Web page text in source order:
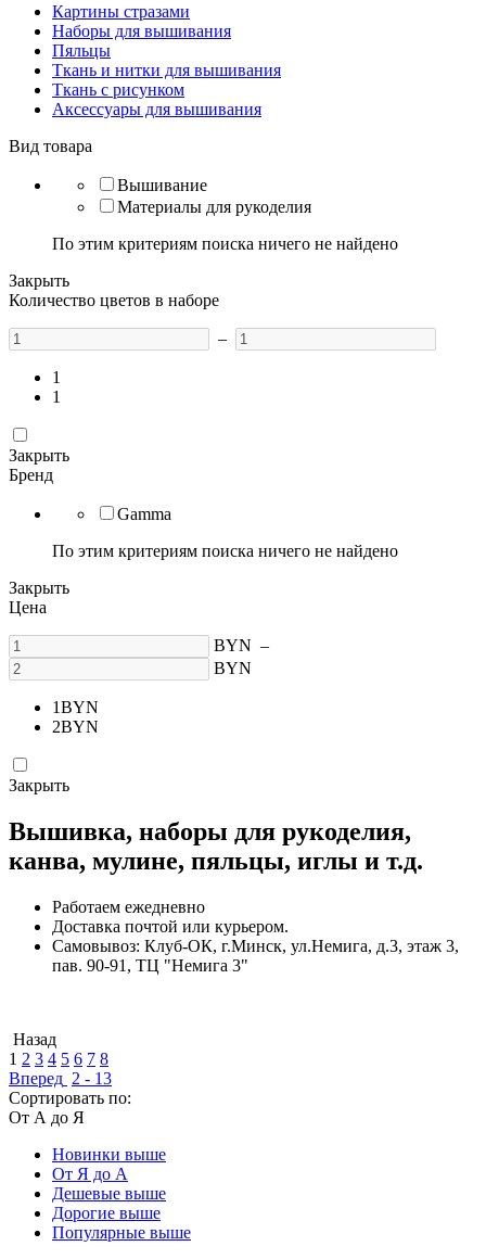
Картины стразами
Наборы для вышивания
Пяльцы
Ткань и нитки для вышивания
Ткань с рисунком
Аксессуары для вышивания
Вид товара
Вышивание
Материалы для рукоделия
По этим критериям поиска ничего не найдено
Закрыть
Количество цветов в наборе
–
1
1
Закрыть
Бренд
Gamma
По этим критериям поиска ничего не найдено
Закрыть
Цена
BYN –
BYN
1BYN
2BYN
Закрыть
Вышивка, наборы для рукоделия,
канва, мулине, пяльцы, иглы и т.д.
Работаем ежедневно
Доставка почтой или курьером.
Самовывоз: Клуб-ОК, г.Минск, ул.Немига, д.3, этаж 3,
пав. 90-91, ТЦ "Немига 3"
Назад
1 2 3 4 5 6 7 8
Вперед 2 - 13
Сортировать по:
От А до Я
Новинки выше
От Я до А
Дешевые выше
Дорогие выше
Популярные выше